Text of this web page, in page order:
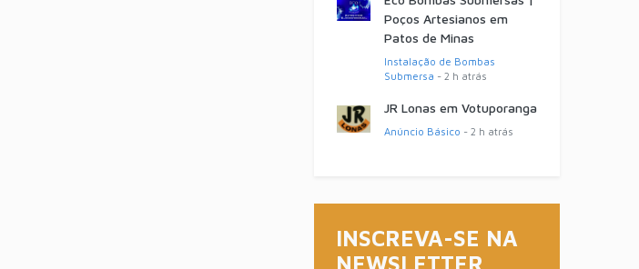
Poços Artesianos em
Patos de Minas
Instalação de Bombas
Submersa - 2 h atrás
JR Lonas em Votuporanga
Anúncio Básico - 2 h atrás
INSCREVA-SE NA
NEWSLETTER